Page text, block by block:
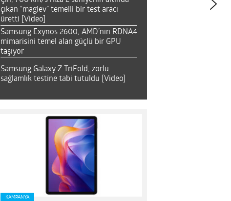
çıkan “maglev” temelli bir test aracı
üretti [Video]
Samsung Exynos 2600, AMD’nin RDNA4
mimarisini temel alan güçlü bir GPU
taşıyor
Samsung Galaxy Z TriFold, zorlu
sağlamlık testine tabi tutuldu [Video]
KAMPANYA